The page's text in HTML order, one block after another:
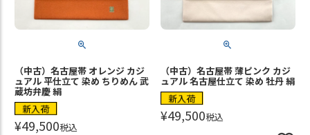
（中古）名古屋帯 オレンジ カジ
ュアル 平仕立て 染め ちりめん 武
蔵坊弁慶 絹
新入荷
¥49,500税込
（中古）名古屋帯 薄ピンク カジ
ュアル 名古屋仕立て 染め 牡丹 絹
新入荷
¥49,500税込